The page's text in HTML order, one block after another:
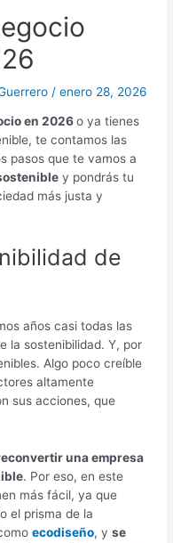
/enero 28, 2026
en 2026o ya tienes
te contamos las
pasos que te vamos a
y pondrás tu
más justa y
de
años casi todas las
la sostenibilidad. Y, por
Algo poco creíble
altamente
sus acciones, que
una empresa
. Por eso, en este
más fácil, ya que
el prisma de la
ecodiseño, yse